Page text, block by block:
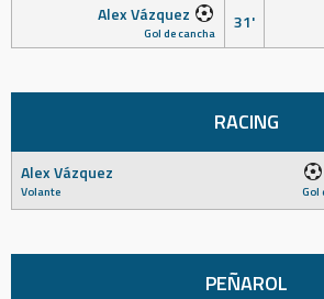
Alex Vázquez
Gol de cancha 31'
RACING
Alex Vázquez
Volante Gol
PEÑAROL